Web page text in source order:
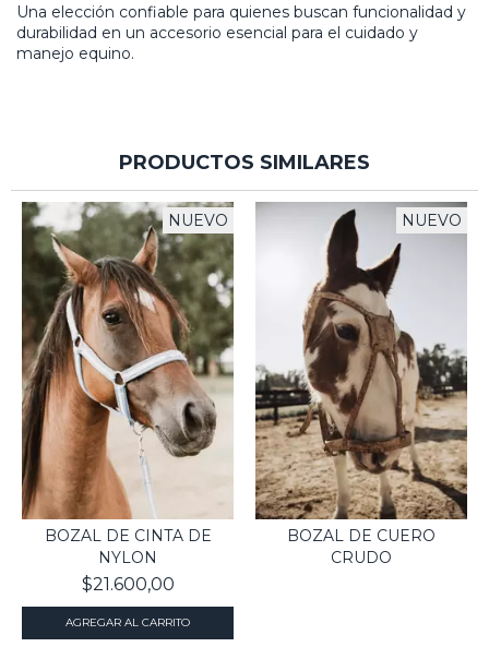
Una elección confiable para quienes buscan funcionalidad y
durabilidad en un accesorio esencial para el cuidado y
manejo equino.
PRODUCTOS SIMILARES
NUEVO
BOZAL DE CINTA DE
NYLON
$21.600,00
NUEVO
BOZAL DE CUERO
CRUDO